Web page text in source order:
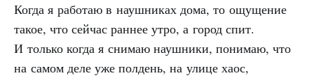
Когда я работаю в наушниках дома, то ощущение
такое, что сейчас раннее утро, а город спит.
И только когда я снимаю наушники, понимаю, что
на самом деле уже полдень, на улице хаос,